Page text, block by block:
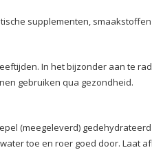
supplementen,
In het bijzonder aan te
gebruiken qua gezondheid.
(meegeleverd)
toe en roer goed door.